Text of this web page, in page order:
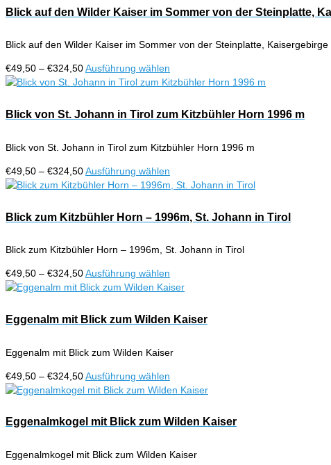
Produktseite
werden
€324,50
mehrere
Varianten
Die
können
auf
Produktseite
werden
Blick auf den Wilder Kaiser im Sommer von der Steinplatte,
Blick auf den Wilder Kaiser im Sommer von der Steinplatte, Kaisergebirge
€49,50 – €324,50Preisspanne:
€49,50
€324,50
Ausführung wählen
Produkt
mehrere
Varianten
Die
können
auf
Produktseite
werden
Blick von St. Johann in Tirol zum Kitzbühler Horn 1996 m
Blick von St. Johann in Tirol zum Kitzbühler Horn 1996 m
€49,50 – €324,50Preisspanne:
€49,50
€324,50
Ausführung wählen
Produkt
mehrere
Varianten
Die
können
auf
Produktseite
werden
Blick zum Kitzbühler Horn – 1996m, St. Johann in Tirol
Blick zum Kitzbühler Horn – 1996m, St. Johann in Tirol
€49,50 – €324,50Preisspanne:
€49,50
€324,50
Ausführung wählen
Produkt
mehrere
Varianten
Die
können
auf
Produktseite
werden
Eggenalm mit Blick zum Wilden Kaiser
Eggenalm mit Blick zum Wilden Kaiser
€49,50 – €324,50Preisspanne:
€49,50
€324,50
Ausführung wählen
Produkt
mehrere
Die
Eggenalmkogel mit Blick zum Wilden Kaiser
Eggenalmkogel mit Blick zum Wilden Kaiser